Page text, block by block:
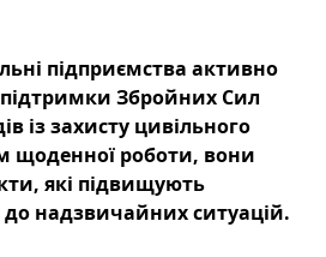
підприємства активно
Збройних Сил
із захисту цивільного
щоденної роботи, вони
які підвищують
до надзвичайних ситуацій.